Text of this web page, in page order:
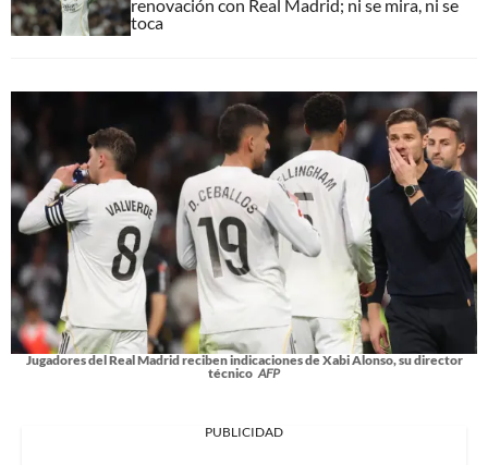
renovación con Real Madrid; ni se mira, ni se
toca
Jugadores del Real Madrid reciben indicaciones de Xabi Alonso, su director
técnico AFP
PUBLICIDAD